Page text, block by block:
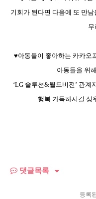
기회가 된다면 다음에 또 만
♥아동들이 좋아하는 카카오
아동들을 위
‘LG 솔루션&월드비전 ’ 관계
행복 가득하시길 성
댓글목록
등록